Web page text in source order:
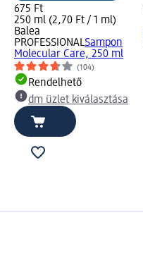
675 Ft
250 ml (2,70 Ft / 1 ml)
Balea
PROFESSIONALSampon
Molecular Care, 250 ml
(104)
Rendelhető
dm üzlet kiválasztása